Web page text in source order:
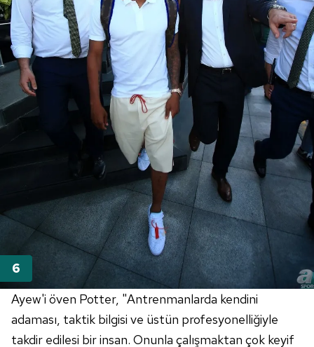
ilgili mevzuata uygun olarak kullanılan çerezlerle ilgili bilgi
almak için lütfentıklayınız
Ayew'i öven Potter, "Antrenmanlarda kendini
adaması, taktik bilgisi ve üstün profesyonelliğiyle
takdir edilesi bir insan. Onunla çalışmaktan çok keyif